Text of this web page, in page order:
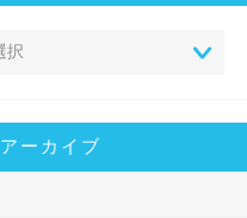
アーカイブ